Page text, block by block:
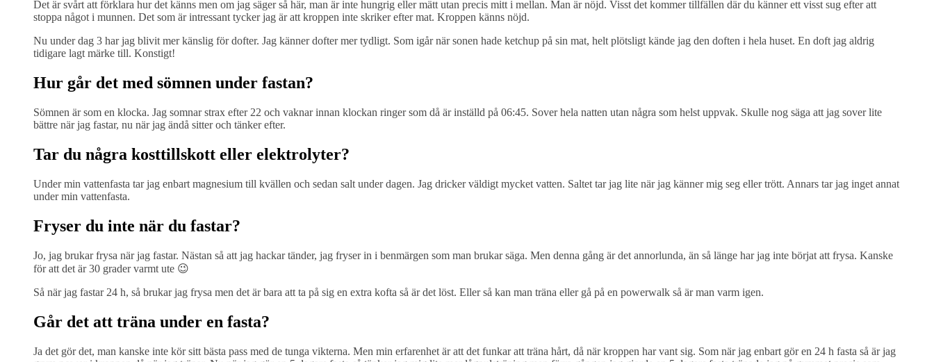
Det är svårt att förklara hur det känns men om jag säger så här, man är inte hungrig eller mätt utan precis mitt i mellan. Man är nöjd. Visst det kommer tillfällen där du känner ett visst sug efter att
stoppa något i munnen. Det som är intressant tycker jag är att kroppen inte skriker efter mat. Kroppen känns nöjd.
Nu under dag 3 har jag blivit mer känslig för dofter. Jag känner dofter mer tydligt. Som igår när sonen hade ketchup på sin mat, helt plötsligt kände jag den doften i hela huset. En doft jag aldrig
tidigare lagt märke till. Konstigt!
Hur går det med sömnen under fastan?
Sömnen är som en klocka. Jag somnar strax efter 22 och vaknar innan klockan ringer som då är inställd på 06:45. Sover hela natten utan några som helst uppvak. Skulle nog säga att jag sover lite
bättre när jag fastar, nu när jag ändå sitter och tänker efter.
Tar du några kosttillskott eller elektrolyter?
Under min vattenfasta tar jag enbart magnesium till kvällen och sedan salt under dagen. Jag dricker väldigt mycket vatten. Saltet tar jag lite när jag känner mig seg eller trött. Annars tar jag inget annat
under min vattenfasta.
Fryser du inte när du fastar?
Jo, jag brukar frysa när jag fastar. Nästan så att jag hackar tänder, jag fryser in i benmärgen som man brukar säga. Men denna gång är det annorlunda, än så länge har jag inte börjat att frysa. Kanske
för att det är 30 grader varmt ute 😉
Så när jag fastar 24 h, så brukar jag frysa men det är bara att ta på sig en extra kofta så är det löst. Eller så kan man träna eller gå på en powerwalk så är man varm igen.
Går det att träna under en fasta?
Ja det gör det, man kanske inte kör sitt bästa pass med de tunga vikterna. Men min erfarenhet är att det funkar att träna hårt, då när kroppen har vant sig. Som när jag enbart gör en 24 h fasta så är jag